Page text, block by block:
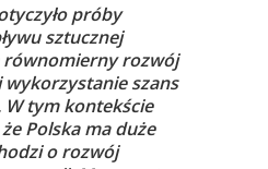
próby
sztucznej
równomierny rozwój
wykorzystanie szans
tym kontekście
Polska ma duże
o rozwój